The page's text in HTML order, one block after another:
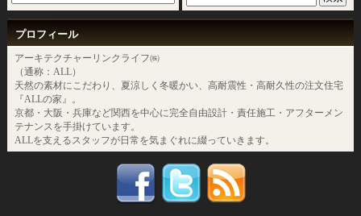
プロフィール
アーキテクチャーリンクライフ㈱
（通称：ALL）
天然の素材にこだわり、夏涼しく冬暖かい、高耐震性・高耐久性の注文住宅
『ALLの家』。
京都・大阪・兵庫など関西を中心に完全自由設計・責任施工・アフターメン
テナンスを手掛けています。
ALLを支えるスタッフが日常を気まぐれに綴っていきます。